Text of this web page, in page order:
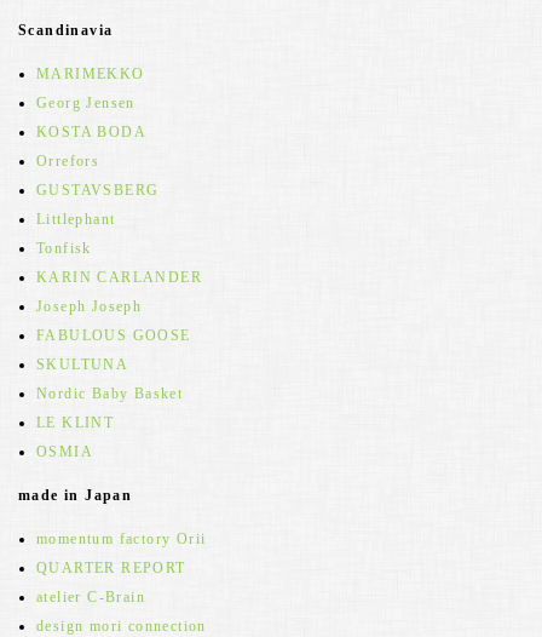
Scandinavia
MARIMEKKO
Georg Jensen
KOSTA BODA
Orrefors
GUSTAVSBERG
Littlephant
Tonfisk
KARIN CARLANDER
Joseph Joseph
FABULOUS GOOSE
SKULTUNA
Nordic Baby Basket
LE KLINT
OSMIA
made in Japan
momentum factory Orii
QUARTER REPORT
atelier C-Brain
design mori connection